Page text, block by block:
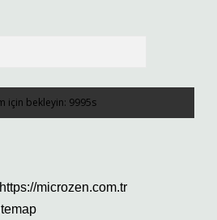
https://microzen.com.tr